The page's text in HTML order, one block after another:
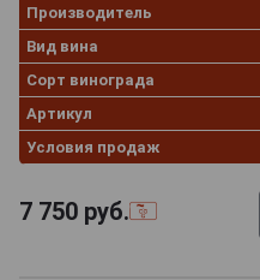
Производитель
Вид вина
Сорт винограда
Артикул
Условия продаж
7 750 руб.